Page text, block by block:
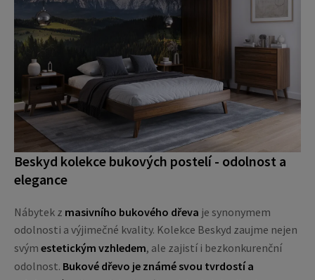
Beskyd kolekce bukových postelí - odolnost a
elegance
Nábytek z masivního bukového dřeva je synonymem
odolnosti a výjimečné kvality. Kolekce Beskyd zaujme nejen
svým estetickým vzhledem, ale zajistí i bezkonkurenční
odolnost. Bukové dřevo je známé svou tvrdostí a